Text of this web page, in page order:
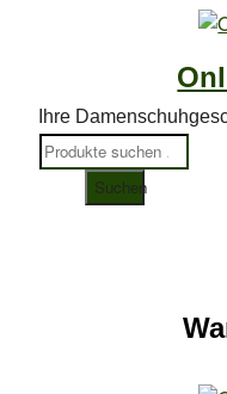
Ihre
Suchen
nach: Suchen